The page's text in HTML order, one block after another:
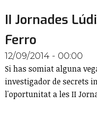
II Jornades
Ferro
12/09/2014 - 00:00
Si has somiat alguna
investigador de secrets
l'oportunitat a les II